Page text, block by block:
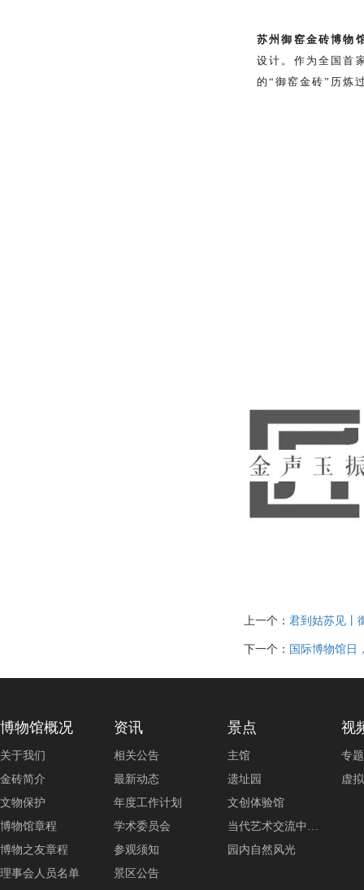
苏州御窑金砖博物
设计。作为全国首
的“御窑金砖”历炼
上一个： 君到姑苏见丨
下一个： 国际博物馆日
博物馆概况
关于我们
金砖简介
文物保护
博物馆章程
博物之友章程
理事会人员名单
资讯
相关公告
最新动态
年度工作计划
学术委员会
参观须知
景区公告
景点
主馆
遗址园
文创体验馆
当代艺术交流中…
园内自然风光
视
专
虚